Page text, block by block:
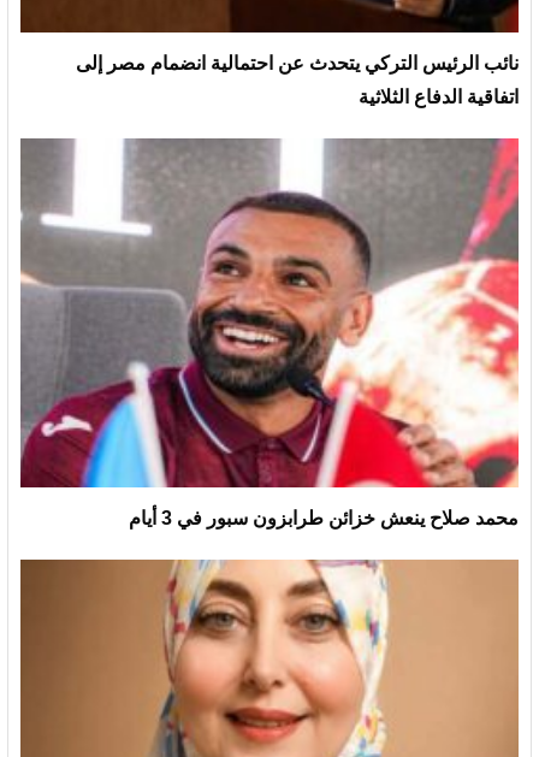
نائب الرئيس التركي يتحدث عن احتمالية انضمام مصر إلى
اتفاقية الدفاع الثلاثية
محمد صلاح ينعش خزائن طرابزون سبور في 3 أيام